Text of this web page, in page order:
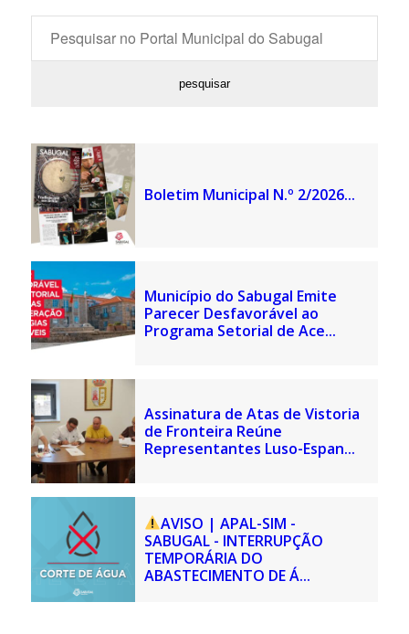
Boletim Municipal N.º 2/2026...
Município do Sabugal Emite
Parecer Desfavorável ao
Programa Setorial de Ace...
Assinatura de Atas de Vistoria
de Fronteira Reúne
Representantes Luso-Espan...
AVISO | APAL-SIM -
SABUGAL - INTERRUPÇÃO
TEMPORÁRIA DO
ABASTECIMENTO DE Á...